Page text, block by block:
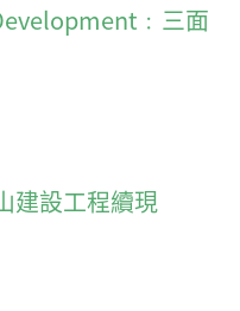
三面
建設工程續現